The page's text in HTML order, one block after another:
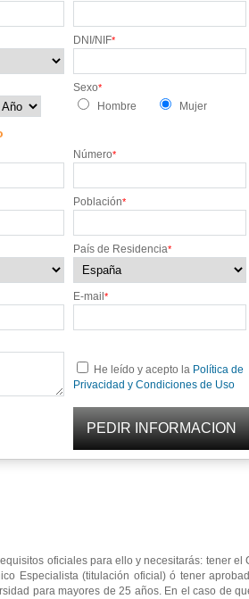
DNI/NIF*
Sexo*
Hombre Mujer
Número*
Población*
País de Residencia*
E-mail *
He leído y acepto la Política de
Privacidad y Condiciones de Uso
oficiales para ello y necesitarás: tener el
Especialista (titulación oficial) ó tener
para mayores de 25 años. En el caso de